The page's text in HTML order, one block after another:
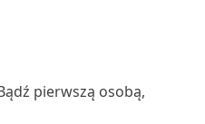
pierwszą osobą,